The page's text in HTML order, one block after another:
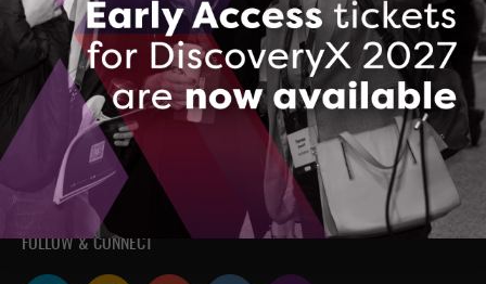
hospitalier de l’Ontario, et il accélère la
mise en marché de la propriété
intellectuelle et des technologies
conçues en Ontario.
FOLLOW & CONNECT